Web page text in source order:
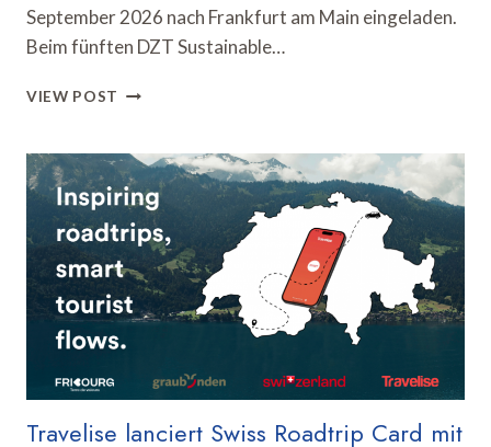
September 2026 nach Frankfurt am Main eingeladen.
Beim fünften DZT Sustainable…
VIEW POST DZT
TOURISM
DAY
IN
FRANKFURT
AUS
Travelise lanciert Swiss Roadtrip Card mit